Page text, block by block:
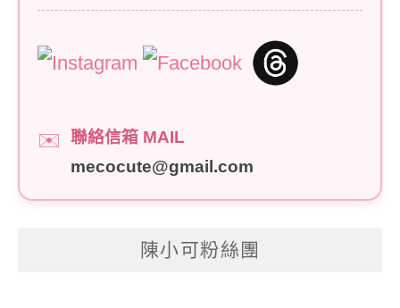
✉️
聯絡信箱 MAIL
mecocute@gmail.com
陳小可粉絲團